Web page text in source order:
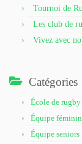
Tournoi de
Les club de
Vivez avec
Catégories
École de rugby
Équipe
Équipe seniors